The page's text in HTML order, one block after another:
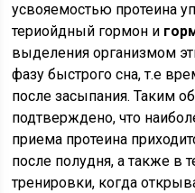
усвояемостью протеина
териойдный гормон и
выделения организмом
фазу быстрого сна, т.е
после засыпания. Таким
подтверждено, что
приема протеина
после полудня, а также в
тренировки, когда